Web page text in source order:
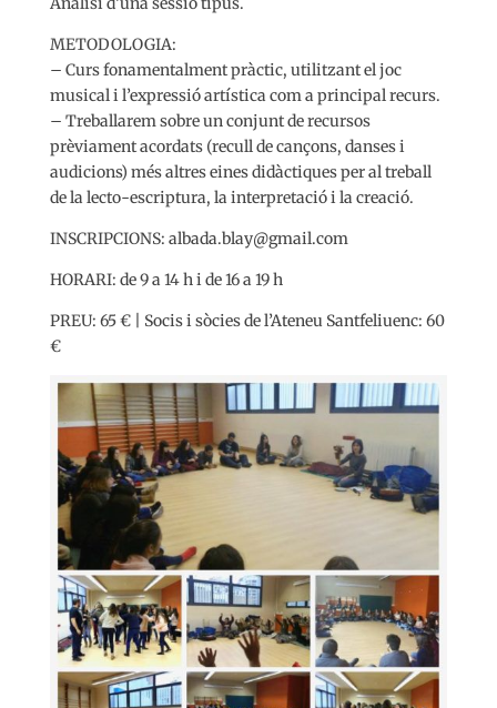
METODOLOGIA:
– Curs fonamentalment pràctic, utilitzant el joc
musical i l’expressió artística com a principal recurs.
– Treballarem sobre un conjunt de recursos
prèviament acordats (recull de cançons, danses i
audicions) més altres eines didàctiques per al treball
de la lecto-escriptura, la interpretació i la creació.
INSCRIPCIONS: albada.blay@gmail.com
HORARI: de 9 a 14 h i de 16 a 19 h
PREU: 65 € | Socis i sòcies de l’Ateneu Santfeliuenc: 60
€